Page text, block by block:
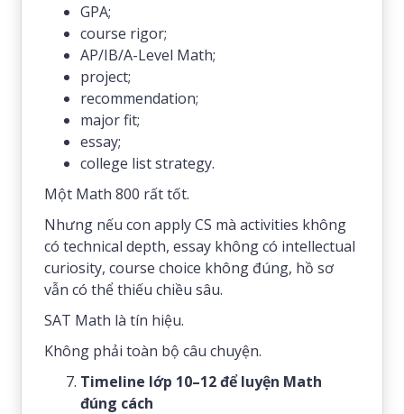
GPA;
course rigor;
AP/IB/A-Level Math;
project;
recommendation;
major fit;
essay;
college list strategy.
Một Math 800 rất tốt.
Nhưng nếu con apply CS mà activities không
có technical depth, essay không có intellectual
curiosity, course choice không đúng, hồ sơ
vẫn có thể thiếu chiều sâu.
SAT Math là tín hiệu.
Không phải toàn bộ câu chuyện.
Timeline lớp 10–12 để luyện Math
đúng cách